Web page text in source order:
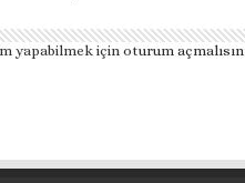
yapabilmek için oturum